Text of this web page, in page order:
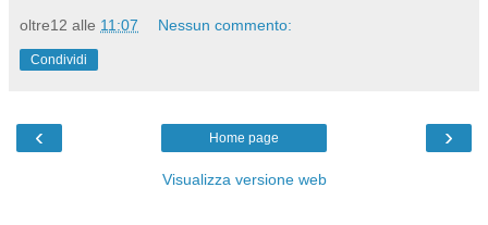
oltre12 alle 11:07 Nessun commento:
Condividi
‹ ›
Home page
Visualizza versione web